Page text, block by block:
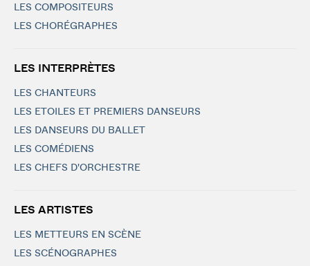
LES COMPOSITEURS
LES CHORÉGRAPHES
LES INTERPRÈTES
LES CHANTEURS
LES ETOILES ET PREMIERS DANSEURS
LES DANSEURS DU BALLET
LES COMÉDIENS
LES CHEFS D'ORCHESTRE
LES ARTISTES
LES METTEURS EN SCÈNE
LES SCÉNOGRAPHES